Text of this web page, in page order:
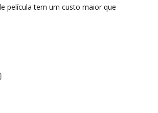
película tem um custo maior que